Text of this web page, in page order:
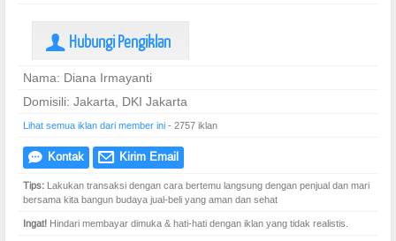
U Hubungi Pengiklan
Nama: Diana Irmayanti
Domisili: Jakarta, DKI Jakarta
Lihat semua iklan dari member ini - 2757 iklan
e Kontak @ Kirim Email
Tips: Lakukan transaksi dengan cara bertemu langsung dengan penjual dan mari
bersama kita bangun budaya jual-beli yang aman dan sehat
Ingat! Hindari membayar dimuka & hati-hati dengan iklan yang tidak realistis.